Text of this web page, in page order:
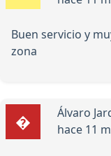
Buen servicio y
zona
Álvaro
hace 11